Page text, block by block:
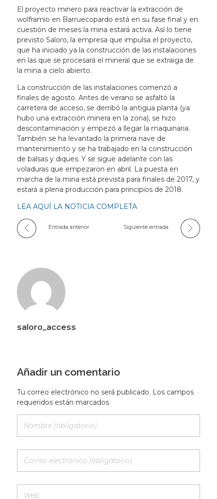
El proyecto minero para reactivar la extracción de
wolframio en Barruecopardo está en su fase final y en
cuestión de meses la mina estará activa. Así lo tiene
previsto Saloro, la empresa que impulsa el proyecto,
que ha iniciado ya la construcción de las instalaciones
en las que se procesará el mineral que se extraiga de
la mina a cielo abierto.
La construcción de las instalaciones comenzó a
finales de agosto. Antes de verano se asfaltó la
carretera de acceso, se derribó la antigua planta (ya
hubo una extracción minera en la zona), se hizo
descontaminación y empezó a llegar la maquinaria.
También se ha levantado la primera nave de
mantenimiento y se ha trabajado en la construcción
de balsas y diques. Y se sigue adelante con las
voladuras que empezaron en abril. La puesta en
marcha de la mina está prevista para finales de 2017, y
estará a plena producción para principios de 2018.
LEA AQUÍ LA NOTICIA COMPLETA
Entrada anterior Siguiente entrada
saloro_access
Añadir un comentario
Tu correo electrónico no será publicado. Los campos
requeridos están marcados